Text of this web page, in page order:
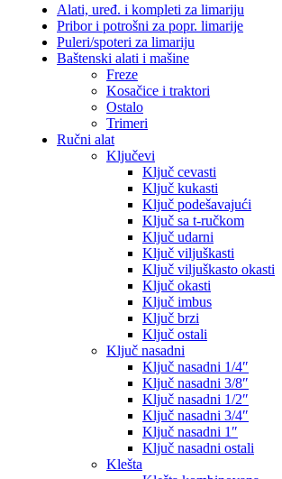
Alati, uređ. i kompleti za limariju
Pribor i potrošni za popr. limarije
Puleri/spoteri za limariju
Baštenski alati i mašine
Freze
Kosačice i traktori
Ostalo
Trimeri
Ručni alat
Ključevi
Ključ cevasti
Ključ kukasti
Ključ podešavajući
Ključ sa t-ručkom
Ključ udarni
Ključ viljuškasti
Ključ viljuškasto okasti
Ključ okasti
Ključ imbus
Ključ brzi
Ključ ostali
Ključ nasadni
Ključ nasadni 1/4″
Ključ nasadni 3/8″
Ključ nasadni 1/2″
Ključ nasadni 3/4″
Ključ nasadni 1″
Ključ nasadni ostali
Klešta